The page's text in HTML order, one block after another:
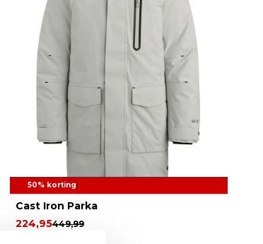
50% korting
Cast Iron Parka
449,99
224,95